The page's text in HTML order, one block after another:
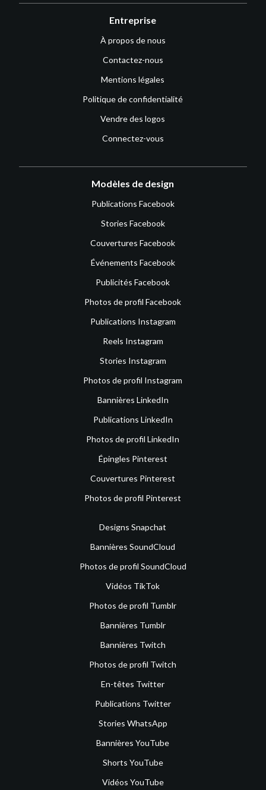
Entreprise
À propos de nous
Contactez-nous
Mentions légales
Politique de confidentialité
Vendre des logos
Connectez-vous
Modèles de design
Publications Facebook
Stories Facebook
Couvertures Facebook
Événements Facebook
Publicités Facebook
Photos de profil Facebook
Publications Instagram
Reels Instagram
Stories Instagram
Photos de profil Instagram
Bannières LinkedIn
Publications LinkedIn
Photos de profil LinkedIn
Épingles Pinterest
Couvertures Pinterest
Photos de profil Pinterest
Designs Snapchat
Bannières SoundCloud
Photos de profil SoundCloud
Vidéos TikTok
Photos de profil Tumblr
Bannières Tumblr
Bannières Twitch
Photos de profil Twitch
En-têtes Twitter
Publications Twitter
Stories WhatsApp
Bannières YouTube
Shorts YouTube
Vidéos YouTube